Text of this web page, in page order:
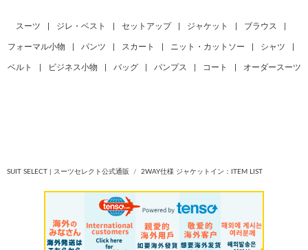
スーツ ジレ・ベスト セットアップ ジャケット ブラウス
フォーマル小物 パンツ スカート ニット・カットソー シャツ
ベルト ビジネス小物 バッグ パンプス コート オーダースーツ
SUIT SELECT | スーツセレクト公式通販 2WAY仕様 ジャケットイン：ITEM LIST